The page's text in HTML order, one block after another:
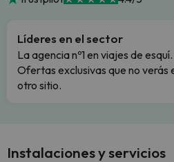
Líderes en el sector
La agencia nº1 en viajes de esquí.
Ofertas exclusivas que no verás
otro sitio.
Instalaciones y servicios